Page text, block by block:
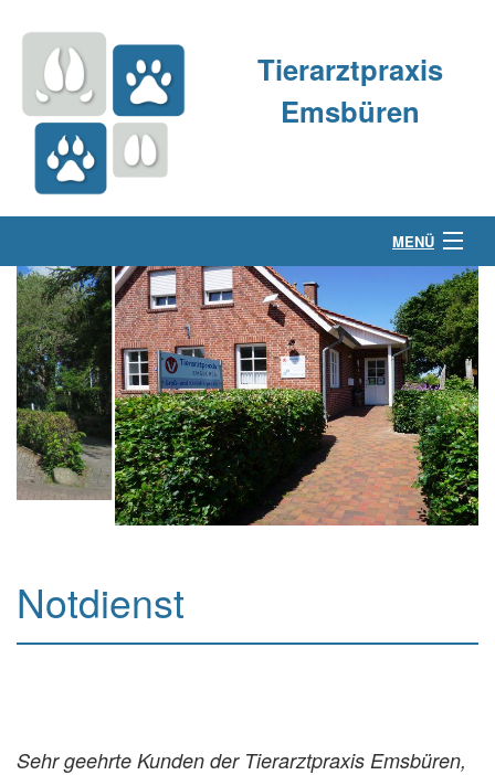
Tierarztpraxis
Emsbüren
MENÜ
Über uns
Kleintierpraxis
Großtierpraxis
Kontakt & Anfahrt
Notdienst
Sehr geehrte Kunden der Tierarztpraxis Emsbüren,